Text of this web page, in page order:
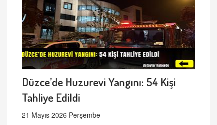
Düzce’de Huzurevi Yangını: 54 Kişi
Tahliye Edildi
21 Mayıs 2026 Perşembe